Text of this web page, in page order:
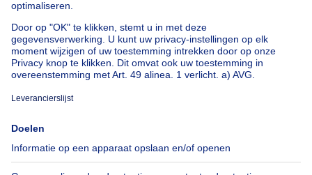
Huis te koop met 3 slaapkamers Stene
Huis te koop met 3 slaapkamers Deurne
Over
Immoweb
Pers
Jobs
Axel Springer Group
Tools
Belfius
Verzekeringen